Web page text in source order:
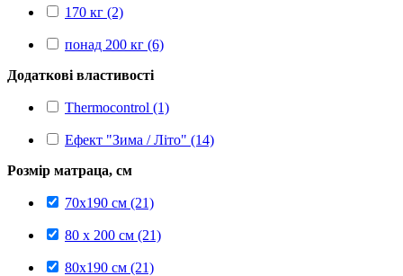
170 кг (2)
понад 200 кг (6)
Додаткові властивості
Thermocontrol (1)
Ефект "Зима / Літо" (14)
Розмір матраца, см
70x190 см (21)
80 x 200 см (21)
80x190 см (21)